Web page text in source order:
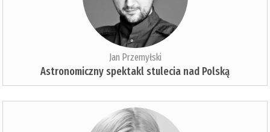
Jan Przemyłski
Astronomiczny spektakl stulecia nad Polską